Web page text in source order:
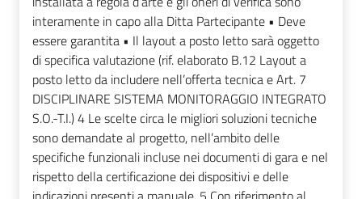
interamente in capo alla Ditta Partecipante • Deve
essere garantita • Il layout a posto letto sarà oggetto
di specifica valutazione (rif. elaborato B.12 Layout a
posto letto da includere nell’offerta tecnica e Art. 7
DISCIPLINARE SISTEMA MONITORAGGIO INTEGRATO
S.O.-T.I.) 4 Le scelte circa le migliori soluzioni tecniche
sono demandate al progetto, nell’ambito delle
specifiche funzionali incluse nei documenti di gara e nel
rispetto della certificazione dei dispositivi e delle